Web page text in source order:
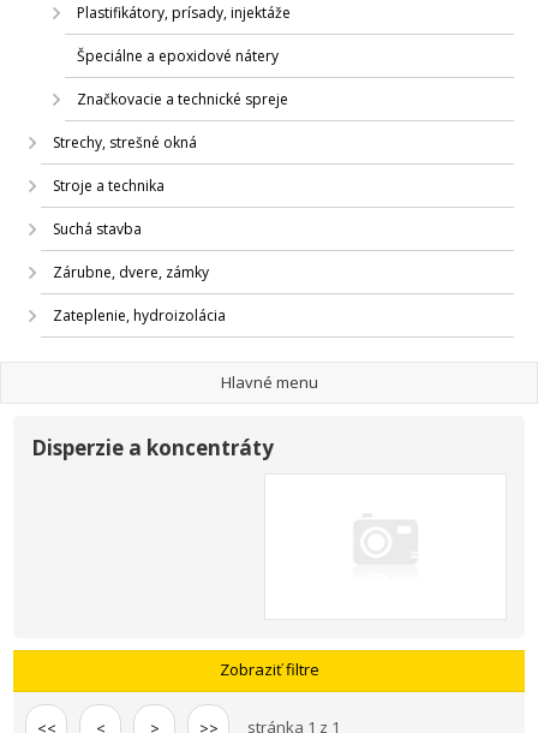
Plastifikátory, prísady, injektáže
Špeciálne a epoxidové nátery
Značkovacie a technické spreje
Strechy, strešné okná
Stroje a technika
Suchá stavba
Zárubne, dvere, zámky
Zateplenie, hydroizolácia
Hlavné menu
Disperzie a koncentráty
Zobraziť filtre
<< < > >> stránka 1 z 1